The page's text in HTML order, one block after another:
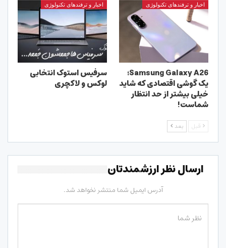
اخبار و ترفندهای تکنولوژی
Samsung Galaxy A26؛
یک گوشی اقتصادی که شاید
خیلی بیشتر از حد انتظار
شماست!
اخبار و ترفندهای تکنولوژی
سرفیس استوک انتخابی
لوکس و لاکچری
قبل بعد
ارسال نظر ارزشمندتان
آدرس ایمیل شما منتشر نخواهد شد.